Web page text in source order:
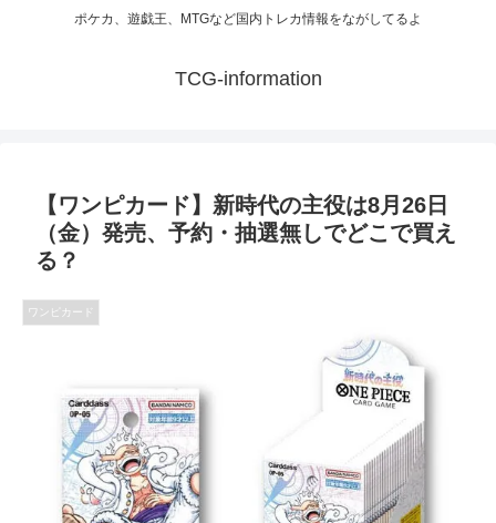
ポケカ、遊戯王、MTGなど国内トレカ情報をながしてるよ
TCG-information
【ワンピカード】新時代の主役は8月26日
（金）発売、予約・抽選無しでどこで買え
る？
ワンピカード